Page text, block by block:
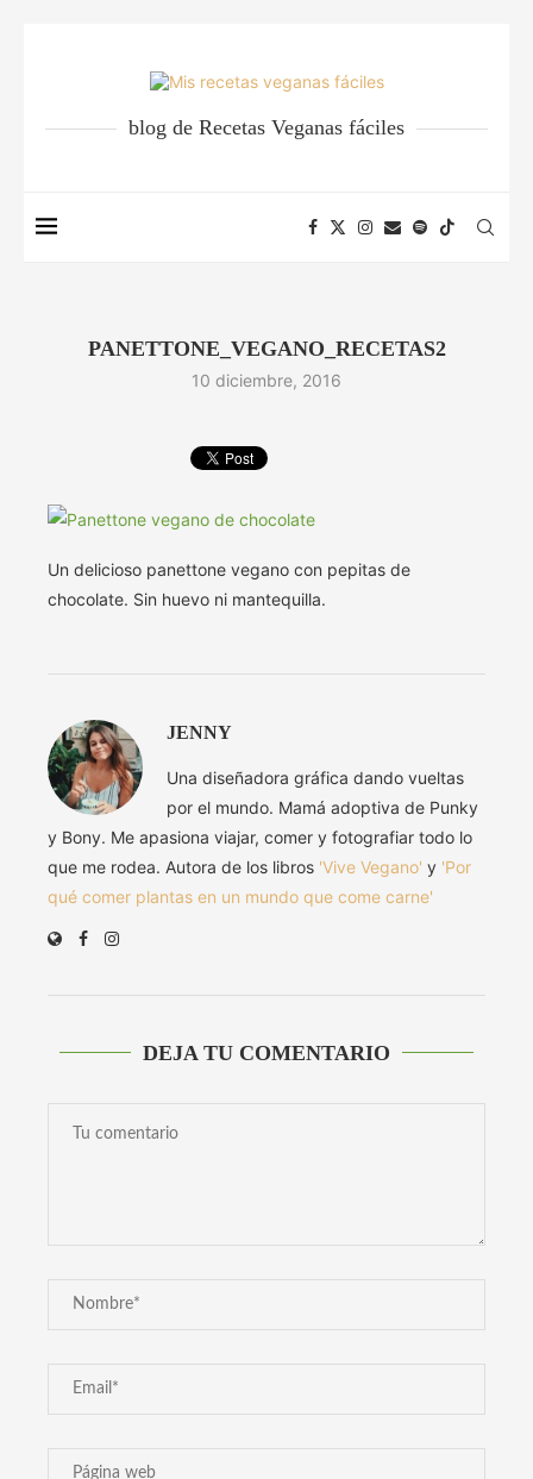
blog de Recetas Veganas fáciles
PANETTONE_VEGANO_RECETAS2
10 diciembre, 2016
Un delicioso panettone vegano con pepitas de
chocolate. Sin huevo ni mantequilla.
JENNY
Una diseñadora gráfica dando vueltas
por el mundo. Mamá adoptiva de Punky
y Bony. Me apasiona viajar, comer y fotografiar todo lo
que me rodea. Autora de los libros 'Vive Vegano' y 'Por
qué comer plantas en un mundo que come carne'
DEJA TU COMENTARIO